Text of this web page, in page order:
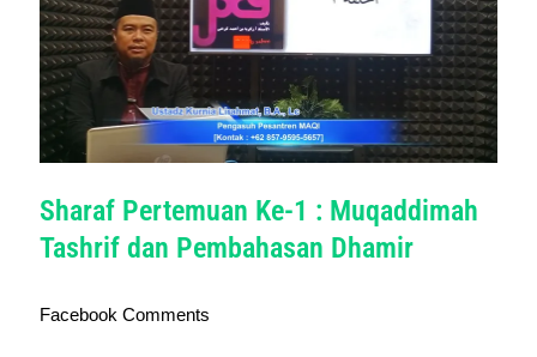
Sharaf Pertemuan Ke-1 : Muqaddimah
Tashrif dan Pembahasan Dhamir
Facebook Comments